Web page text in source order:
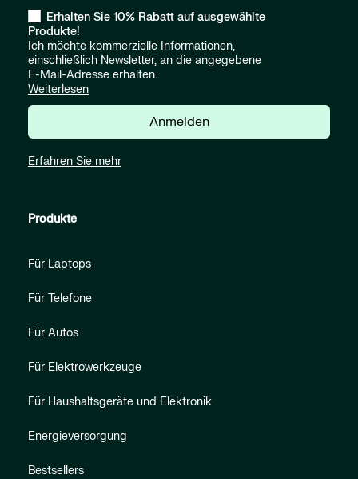
Erhalten Sie 10% Rabatt auf ausgewählte
Produkte!
Ich möchte kommerzielle Informationen,
einschließlich Newsletter, an die angegebene
E-Mail-Adresse erhalten.
Weiterlesen
Anmelden
Erfahren Sie mehr
Produkte
Für Laptops
Für Telefone
Für Autos
Für Elektrowerkzeuge
Für Haushaltsgeräte und Elektronik
Energieversorgung
Bestsellers